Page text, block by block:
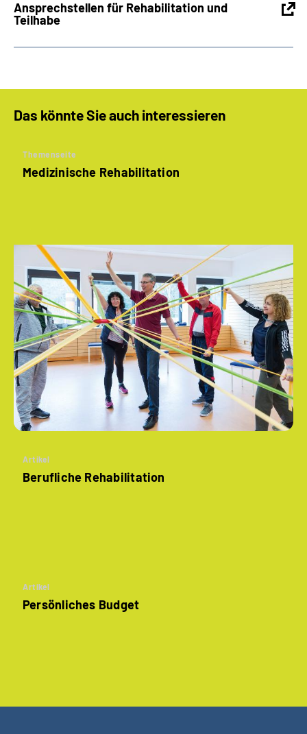
Ansprechstellen für Rehabilitation und
Teilhabe
Das könnte Sie auch interessieren
Themenseite
Medizinische Rehabilitation
Artikel
Berufliche Rehabilitation
Artikel
Persönliches Budget